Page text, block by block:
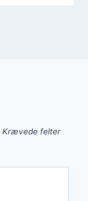
Krævede felter